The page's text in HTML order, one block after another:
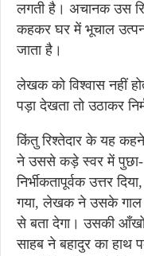
लगती है। अचानक उस
कहकर घर में भूचाल
जाता है।
लेखक को विश्वास नहीं
पड़ा देखता तो उठाकर
किंतु रिश्तेदार के यह
ने उससे कड़े स्वर में
निर्भीकतापूर्वक उत्तर
गया, लेखक ने उसके गाल
से बता देगा। उसकी
साहब ने बहादुर का